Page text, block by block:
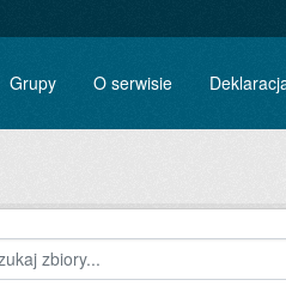
Grupy O serwisie